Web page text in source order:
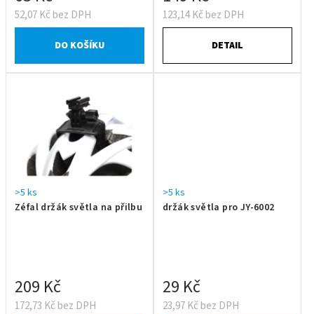
52,07 Kč bez DPH
DO KOŠÍKU
123,14 Kč bez DPH
DETAIL
Zéfal držák světla na přilbu
>5 ks
172,73 Kč bez DPH
209 Kč
držák světla pro JY-6002
>5 ks
23,97 Kč bez DPH
29 Kč